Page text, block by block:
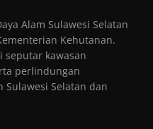
Alam Sulawesi Selatan
Kehutanan.
seputar kawasan
perlindungan
Selatan dan